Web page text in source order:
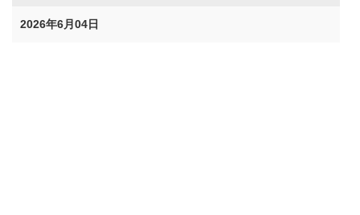
2026年6月04日